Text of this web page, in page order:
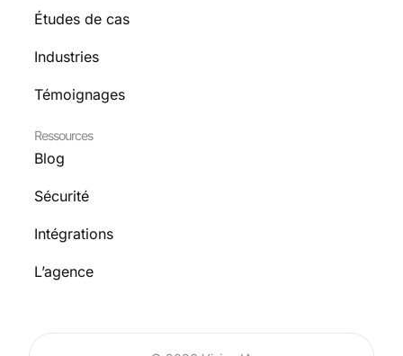
Études de cas
Industries
Témoignages
Ressources
Blog
Sécurité
Intégrations
L’agence